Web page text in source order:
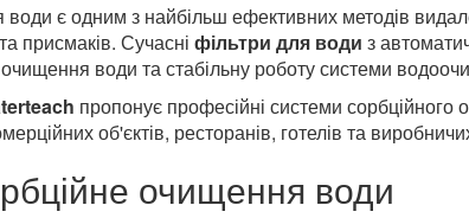
є одним з найбільш ефективних методів
присмаків. Сучасні фільтри для води з
очищення води та стабільну роботу системи
пропонує професійні системи
об'єктів, ресторанів, готелів та
очищення води